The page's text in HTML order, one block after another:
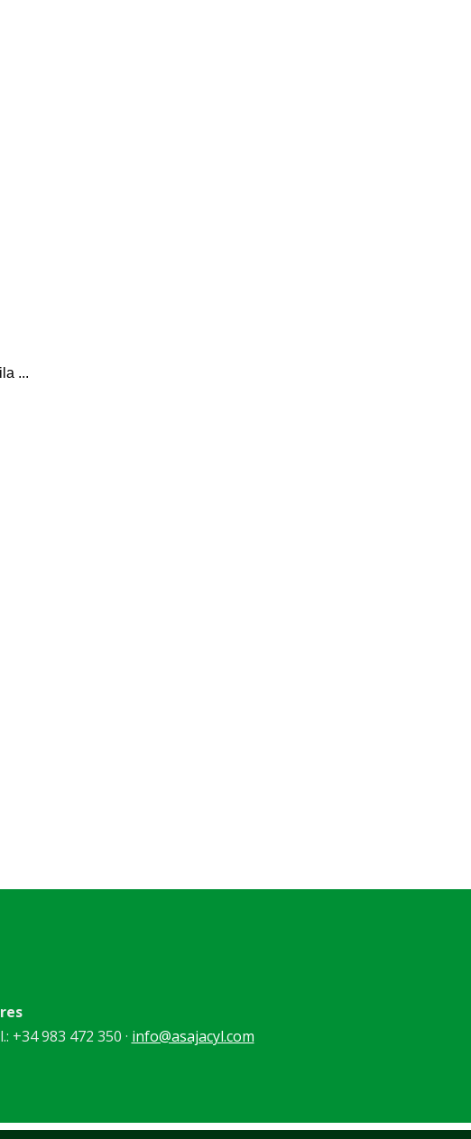
...
+34 983 472 350 · info@asajacyl.com